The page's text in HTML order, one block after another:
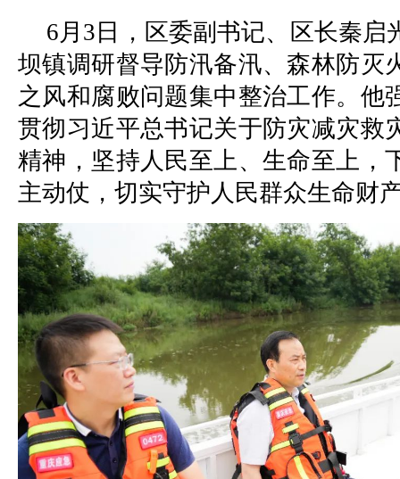
6月3日，区委副书记、区长秦启
坝镇调研督导防汛备汛、森林防灭
之风和腐败问题集中整治工作。他
贯彻习近平总书记关于防灾减灾救
精神，坚持人民至上、生命至上，
主动仗，切实守护人民群众生命财